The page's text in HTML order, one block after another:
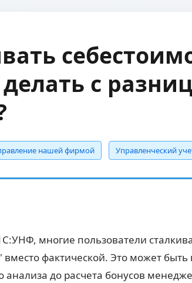
с
нашей фирмой Управленческий
многие пользователи
фактической. Это может
до расчета бонусов